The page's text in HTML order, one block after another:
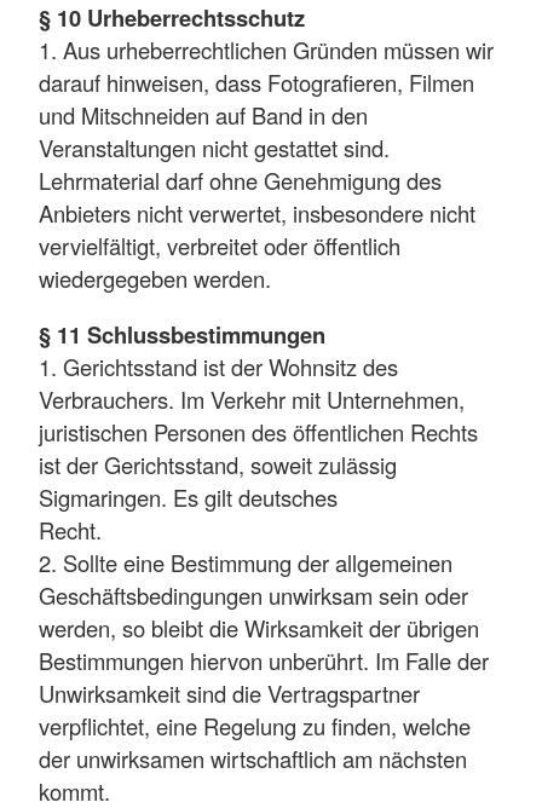
§ 10 Urheberrechtsschutz
1. Aus urheberrechtlichen Gründen müssen wir
darauf hinweisen, dass Fotografieren, Filmen
und Mitschneiden auf Band in den
Veranstaltungen nicht gestattet sind.
Lehrmaterial darf ohne Genehmigung des
Anbieters nicht verwertet, insbesondere nicht
vervielfältigt, verbreitet oder öffentlich
wiedergegeben werden.
§ 11 Schlussbestimmungen
1. Gerichtsstand ist der Wohnsitz des
Verbrauchers. Im Verkehr mit Unternehmen,
juristischen Personen des öffentlichen Rechts
ist der Gerichtsstand, soweit zulässig
Sigmaringen. Es gilt deutsches
Recht.
2. Sollte eine Bestimmung der allgemeinen
Geschäftsbedingungen unwirksam sein oder
werden, so bleibt die Wirksamkeit der übrigen
Bestimmungen hiervon unberührt. Im Falle der
Unwirksamkeit sind die Vertragspartner
verpflichtet, eine Regelung zu finden, welche
der unwirksamen wirtschaftlich am nächsten
kommt.